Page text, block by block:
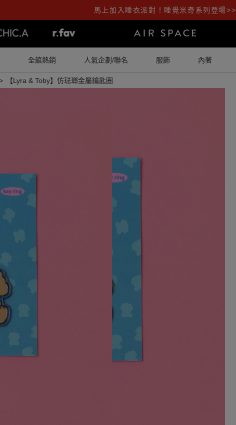
馬上加入睡衣派對！睡覺米奇系列登場>>
全館熱銷 人氣企劃/聯名 服飾 內著
【Lyra & Toby】仿琺瑯金屬鑰匙圈